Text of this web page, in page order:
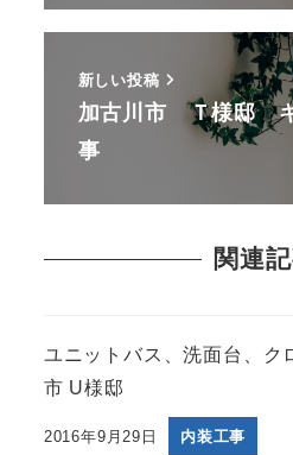
新しい投稿
加古川市 Ｔ様邸
事
関連
ユニットバス、洗面台、ク
市 U様邸
2016年9月29日 内装工事